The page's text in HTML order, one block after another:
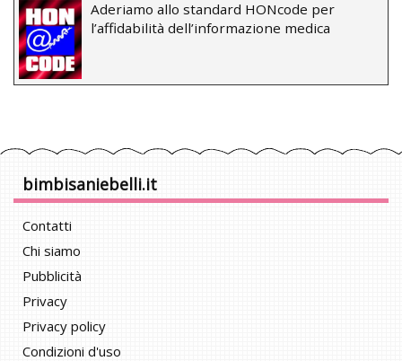
Aderiamo allo standard HONcode per
l’affidabilità dell’informazione medica
bimbisaniebelli.it
Contatti
Chi siamo
Pubblicità
Privacy
Privacy policy
Condizioni d'uso